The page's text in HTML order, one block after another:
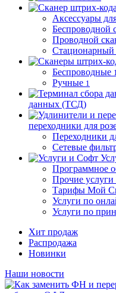
Аксессуары
Беспроводной
Проводной
Стационарный
Беспроводные
Ручные 1
данных (ТСД)
переходники для
Переходники
Сетевые
Программное
Прочие услуги
Тарифы Мой
Услуги по
Услуги по
Хит продаж
Распродажа
Новинки
Наши новости